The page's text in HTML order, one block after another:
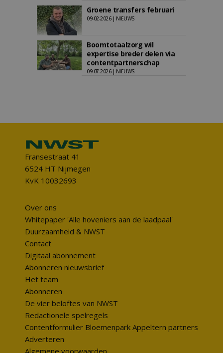
Groene transfers februari
09-02-2026 | NIEUWS
Boomtotaalzorg wil
expertise breder delen via
contentpartnerschap
09-07-2026 | NIEUWS
Fransestraat 41
6524 HT Nijmegen
KvK 10032693
Over ons
Whitepaper 'Alle hoveniers aan de laadpaal'
Duurzaamheid & NWST
Contact
Digitaal abonnement
Abonneren nieuwsbrief
Het team
Abonneren
De vier beloftes van NWST
Redactionele spelregels
Contentformulier Bloemenpark Appeltern partners
Adverteren